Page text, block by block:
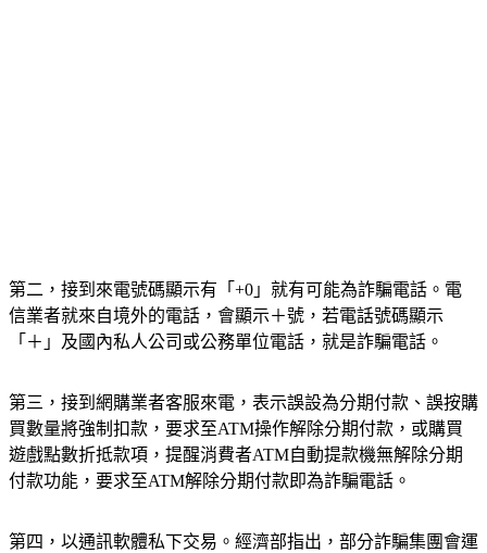
第二，接到來電號碼顯示有「+0」就有可能為詐騙電話。電
信業者就來自境外的電話，會顯示＋號，若電話號碼顯示
「＋」及國內私人公司或公務單位電話，就是詐騙電話。
第三，接到網購業者客服來電，表示誤設為分期付款、誤按購
買數量將強制扣款，要求至ATM操作解除分期付款，或購買
遊戲點數折抵款項，提醒消費者ATM自動提款機無解除分期
付款功能，要求至ATM解除分期付款即為詐騙電話。
第四，以通訊軟體私下交易。經濟部指出，部分詐騙集團會運